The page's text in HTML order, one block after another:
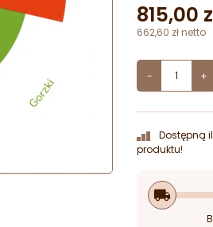
815,00
662,60 zł netto
- +
Dostępną
produktu!
local_shipping